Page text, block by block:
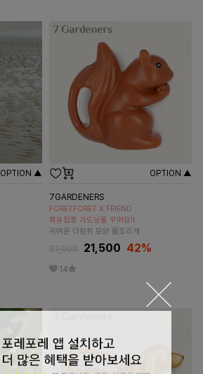
OPTION ▲ OPTION ▲
7GARDENERS
FORETFORET X FRIEND
북유럽풍 가드닝을 꾸며요!!
귀여운 다람쥐 모양 물조리개
37,000 21,500 42%
14